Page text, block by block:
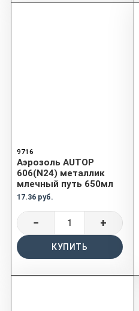
9716
Аэрозоль AUTOP
606(N24) металлик
млечный путь 650мл
17.36 руб.
− +
КУПИТЬ